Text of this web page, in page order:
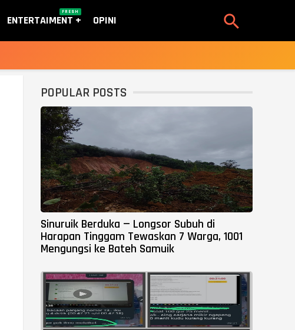
ENTERTAIMENT
FRESH
OPINI 
POPULAR POSTS
Sinuruik Berduka — Longsor Subuh di
Harapan Tinggam Tewaskan 7 Warga, 1001
Mengungsi ke Bateh Samuik